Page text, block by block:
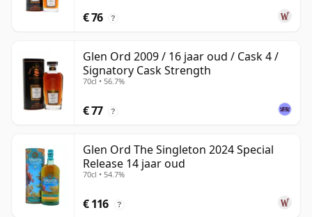
€ 76 ?
Glen Ord 2009 / 16 jaar oud / Cask 4 /
Signatory Cask Strength
70cl • 56.7%
€ 77 ?
Glen Ord The Singleton 2024 Special
Release 14 jaar oud
70cl • 54.7%
€ 116 ?